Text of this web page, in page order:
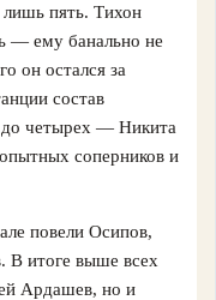
пять. Тихон
— ему банально не
он остался за
состав
до четырех — Никита
соперников и
повели Осипов,
В итоге выше всех
Ардашев, но и